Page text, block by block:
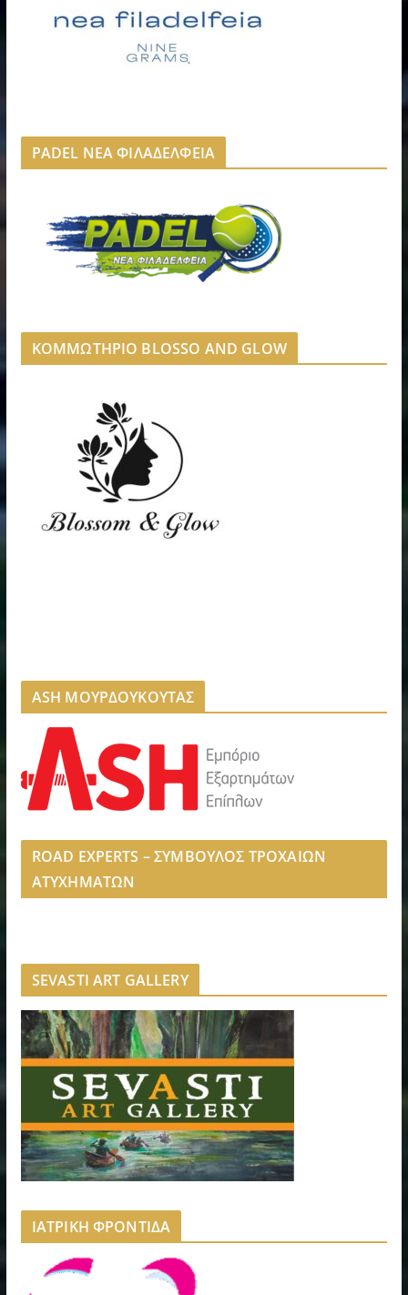
PADEL ΝΕΑ ΦΙΛΑΔΕΛΦΕΙΑ
ΚΟΜΜΩΤΗΡΙΟ BLOSSO AND GLOW
ASH ΜΟΥΡΔΟΥΚΟΥΤΑΣ
ROAD EXPERTS – ΣΥΜΒΟΥΛΟΣ ΤΡΟΧΑΙΩΝ
ΑΤΥΧΗΜΑΤΩΝ
SEVASTI ART GALLERY
ΙΑΤΡΙΚΗ ΦΡΟΝΤΙΔΑ